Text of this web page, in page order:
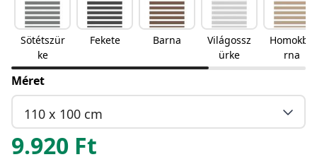
Sötétszür
ke
Fekete Barna
Világossz
ürke
Homokba
rna
Méret
110 x 100 cm
9.920 Ft